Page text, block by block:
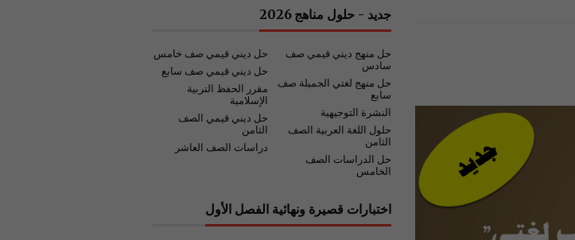
جديد - حلول مناهج 2026
حل ديني قيمي صف خامس
حل منهج ديني قيمي صف
سادس
حل ديني قيمي صف سابع
حل منهج لغتي الجميلة صف
سابع
مقرر الحفظ التربية
الإسلامية
النشرة التوجيهية
حل ديني قيمي الصف
الثامن
حلول اللغة العربية الصف
الثامن
دراسات الصف العاشر
حل الدراسات الصف
الخامس
اختبارات قصيرة ونهائية الفصل الأول